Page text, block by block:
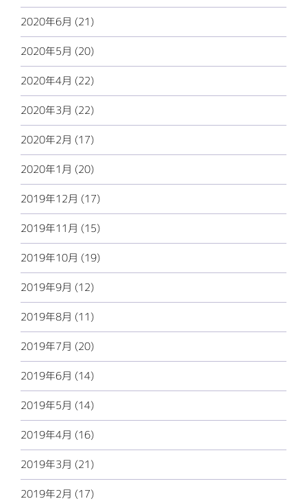
2020年6月 (21)
2020年5月 (20)
2020年4月 (22)
2020年3月 (22)
2020年2月 (17)
2020年1月 (20)
2019年12月 (17)
2019年11月 (15)
2019年10月 (19)
2019年9月 (12)
2019年8月 (11)
2019年7月 (20)
2019年6月 (14)
2019年5月 (14)
2019年4月 (16)
2019年3月 (21)
2019年2月 (17)